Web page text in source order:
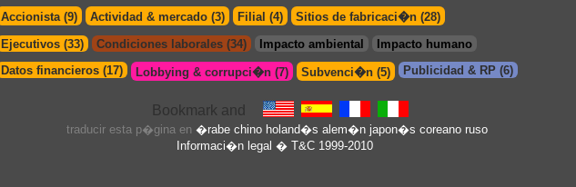
Accionista (9) Actividad & mercado (3) Filial (4)
Sitios de fabricaci�n (28)
Ejecutivos (33)
Condiciones laborales (34) Impacto ambiental
Impacto humano
Datos financieros (17)
Lobbying & corrupci�n (7) Subvenci�n (5) Publicidad & RP (6)
traducir esta p�gina en �rabe chino holand�s alem�n japon�s coreano ruso
Informaci�n legal � T&C 1999-2010